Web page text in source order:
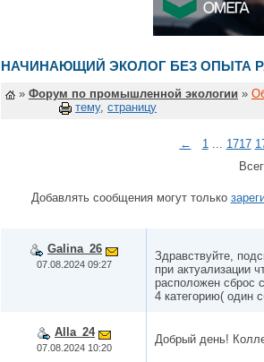
НАЧИНАЮЩИЙ ЭКОЛОГ БЕЗ ОПЫТА
» Форум по промышленной экологии »
тему, страницу
← 1... 1717
Добавлять сообщения могут только
Galina_26
07.08.2024 09:27
Здравствуйте,
при актуализации
расположен сброс
4 категорию( один
Alla_24
07.08.2024 10:20
Добрый день!